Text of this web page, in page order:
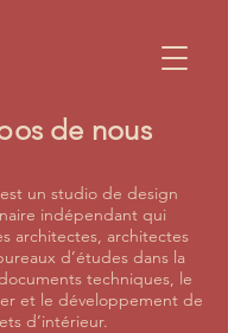
de nous
un studio de design
indépendant qui
architectes, architectes
d’études dans la
techniques, le
et le développement de
d’intérieur.